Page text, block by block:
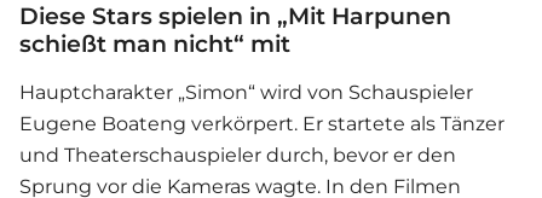
Diese Stars spielen in „Mit Harpunen
schießt man nicht“ mit
Hauptcharakter „Simon“ wird von Schauspieler
Eugene Boateng verkörpert. Er startete als Tänzer
und Theaterschauspieler durch, bevor er den
Sprung vor die Kameras wagte. In den Filmen